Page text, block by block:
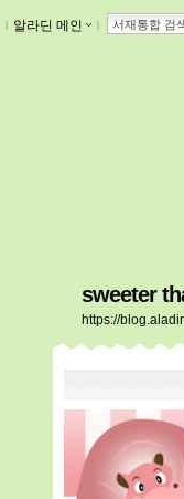
ｌ 알라딘 메인 ｌ 서재통합 검
sweeter
https://